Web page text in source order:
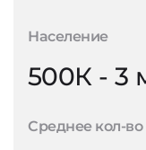
Население
500К - 3
Среднее кол-во